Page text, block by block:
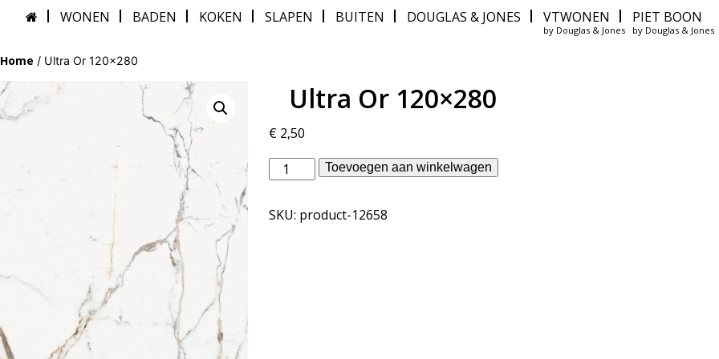
WONEN BADEN KOKEN SLAPEN BUITEN DOUGLAS & JONES VTWONEN
by Douglas & Jones
PIET BOON
by Douglas & Jones
Home / Ultra Or 120×280
Ultra Or 120×280
€2,50
Douglas
Jones
-
Toevoegen aan winkelwagen
SKU: product-12658